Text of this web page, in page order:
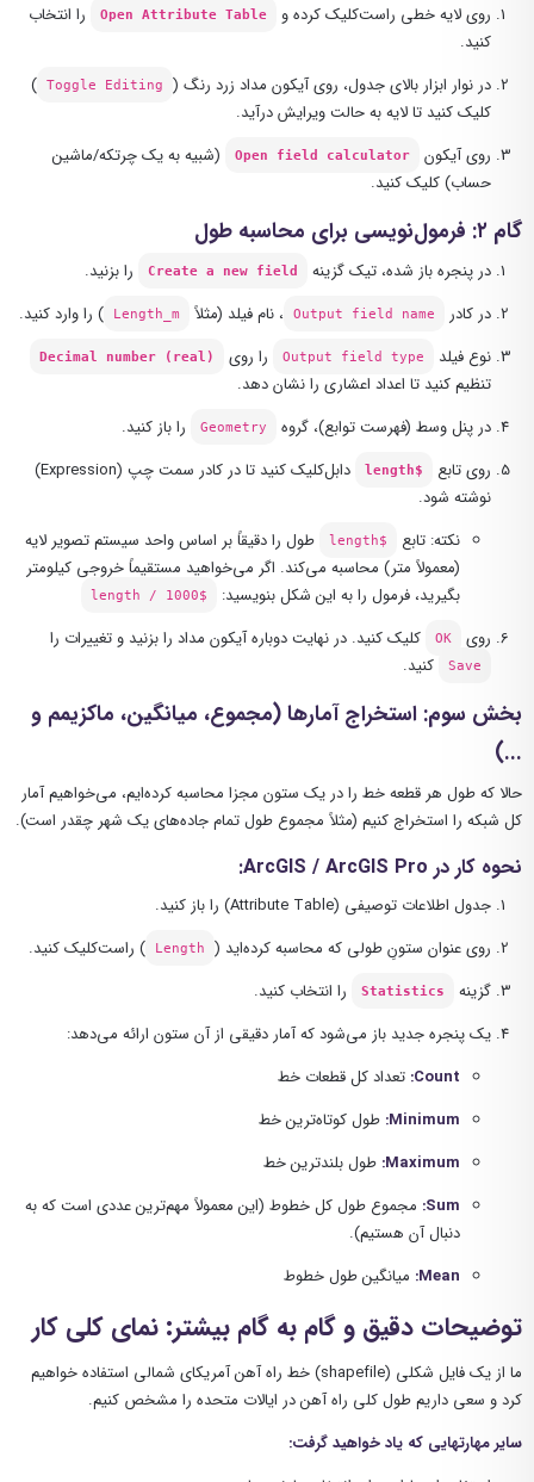
روی لایه خطی راست‌کلیک کرده و Open Attribute Table
را انتخاب
کنید.
در نوار ابزار بالای جدول، روی آیکون مداد زرد رنگ (
Toggle Editing
)
کلیک کنید تا لایه به حالت ویرایش درآید.
روی آیکون
Open field calculator
(شبیه به یک چرتکه/ماشین
حساب) کلیک کنید.
گام ۲: فرمول‌نویسی برای محاسبه طول
در پنجره باز شده، تیک گزینه Create a new field
را بزنید.
در کادر
Output field name ، نام فیلد (مثلاً Length_m
) را وارد کنید.
نوع فیلد
Output field type را روی Decimal number (real)
تنظیم کنید تا اعداد اعشاری را نشان دهد.
در پنل وسط (فهرست توابع)، گروه
Geometry
را باز کنید.
روی تابع
$length
دابل‌کلیک کنید تا در کادر سمت چپ (Expression)
نوشته شود.
نکته: تابع $length
طول را دقیقاً بر اساس واحد سیستم تصویر لایه
(معمولاً متر) محاسبه می‌کند. اگر می‌خواهید مستقیماً خروجی کیلومتر
بگیرید، فرمول را به این شکل بنویسید:
length / 1000$
روی OK کلیک کنید. در نهایت دوباره آیکون مداد را بزنید و تغییرات را
Save کنید.
بخش سوم: استخراج آمارها (مجموع، میانگین، ماکزیمم و
...)
حالا که طول هر قطعه خط را در یک ستون مجزا محاسبه کرده‌ایم، می‌خواهیم آمار
کل شبکه را استخراج کنیم (مثلاً مجموع طول تمام جاده‌های یک شهر چقدر است).
نحوه کار در ArcGIS / ArcGIS Pro:
جدول اطلاعات توصیفی (Attribute Table) را باز کنید.
روی عنوان ستونِ طولی که محاسبه کرده‌اید (
Length
) راست‌کلیک کنید.
گزینه
Statistics
را انتخاب کنید.
یک پنجره جدید باز می‌شود که آمار دقیقی از آن ستون ارائه می‌دهد:
Count: تعداد کل قطعات خط
Minimum: طول کوتاه‌ترین خط
Maximum: طول بلندترین خط
Sum: مجموع طول کل خطوط (این معمولاً مهم‌ترین عددی است که به
دنبال آن هستیم).
Mean: میانگین طول خطوط
توضیحات دقیق و گام به گام بیشتر: نمای کلی کار
ما از یک فایل شکلی (shapefile) خط راه آهن آمریکای شمالی استفاده خواهیم
کرد و سعی داریم طول کلی راه آهن در ایالات متحده را مشخص کنیم.
سایر مهارتهایی که یاد خواهید گرفت: